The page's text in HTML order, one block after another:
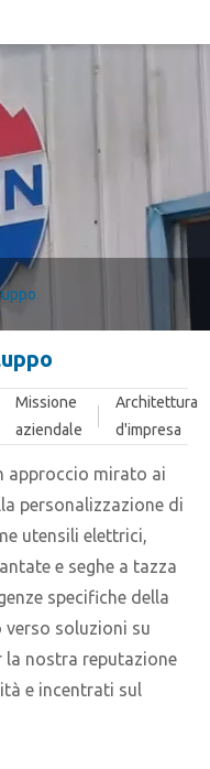
Missione
aziendale
Architettura
d'impresa
approccio mirato ai
personalizzazione di
utensili elettrici,
e seghe a tazza
specifiche della
verso soluzioni su
la nostra reputazione
e incentrati sul